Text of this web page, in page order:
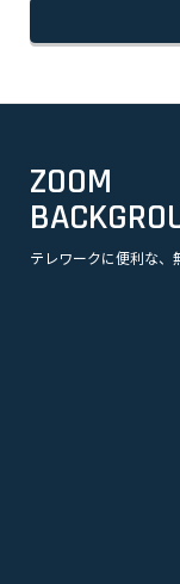
ZOOM
テレワークに便利な、
美容